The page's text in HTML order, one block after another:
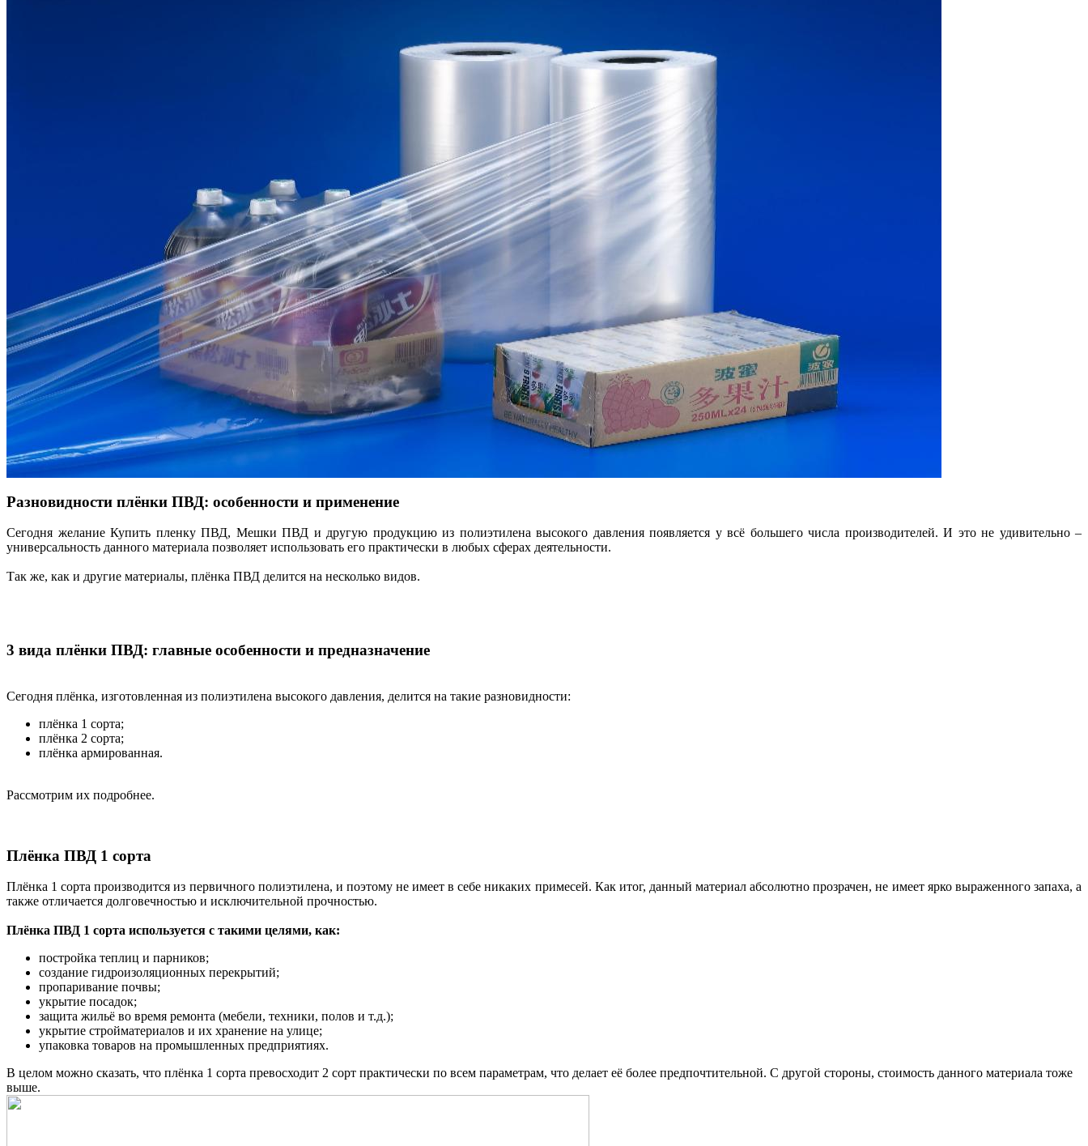
Разновидности плёнки ПВД: особенности и применение
Сегодня желание Купить пленку ПВД, Мешки ПВД и другую продукцию из полиэтилена высокого давления появляется у всё большего числа производителей. И это не удивительно –
универсальность данного материала позволяет использовать его практически в любых сферах деятельности.
Так же, как и другие материалы, плёнка ПВД делится на несколько видов.
3 вида плёнки ПВД: главные особенности и предназначение
Сегодня плёнка, изготовленная из полиэтилена высокого давления, делится на такие разновидности:
плёнка 1 сорта;
плёнка 2 сорта;
плёнка армированная.
Рассмотрим их подробнее.
Плёнка ПВД 1 сорта
Плёнка 1 сорта производится из первичного полиэтилена, и поэтому не имеет в себе никаких примесей. Как итог, данный материал абсолютно прозрачен, не имеет ярко выраженного запаха, а
также отличается долговечностью и исключительной прочностью.
Плёнка ПВД 1 сорта используется с такими целями, как:
постройка теплиц и парников;
создание гидроизоляционных перекрытий;
пропаривание почвы;
укрытие посадок;
защита жильё во время ремонта (мебели, техники, полов и т.д.);
укрытие стройматериалов и их хранение на улице;
упаковка товаров на промышленных предприятиях.
В целом можно сказать, что плёнка 1 сорта превосходит 2 сорт практически по всем параметрам, что делает её более предпочтительной. С другой стороны, стоимость данного материала тоже
выше.